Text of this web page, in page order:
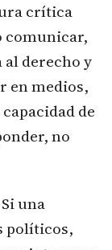
crítica
comunicar,
derecho y
en medios,
de
no
una
políticos,